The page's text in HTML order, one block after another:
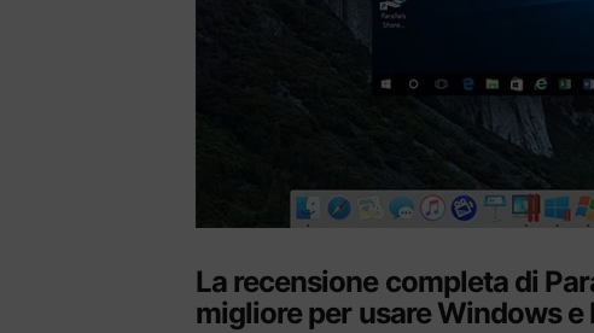
La recensione completa di
migliore per usare Windows e